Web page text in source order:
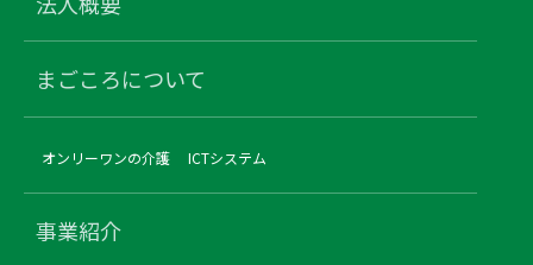
まごころについて
オンリーワンの介護 ICTシステム
事業紹介